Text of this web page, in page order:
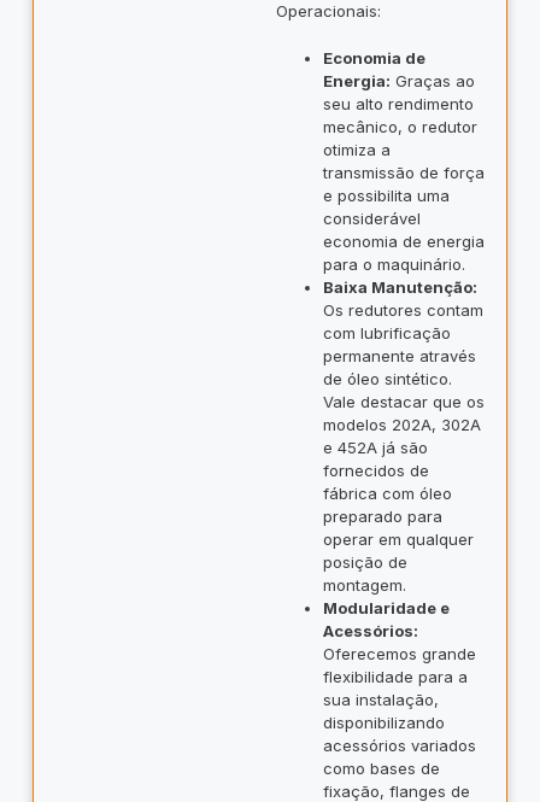
Operacionais:
Economia de
Energia: Graças ao
seu alto rendimento
mecânico, o redutor
otimiza a
transmissão de força
e possibilita uma
considerável
economia de energia
para o maquinário.
Baixa Manutenção:
Os redutores contam
com lubrificação
permanente através
de óleo sintético.
Vale destacar que os
modelos 202A, 302A
e 452A já são
fornecidos de
fábrica com óleo
preparado para
operar em qualquer
posição de
montagem.
Modularidade e
Acessórios:
Oferecemos grande
flexibilidade para a
sua instalação,
disponibilizando
acessórios variados
como bases de
fixação, flanges de